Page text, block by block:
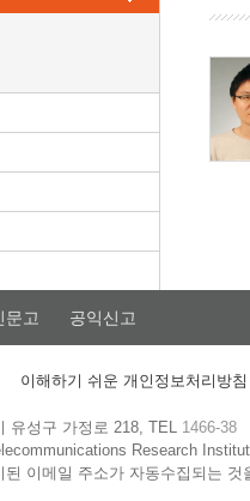
문고 공익신고
이해하기 쉬운 개인정보처리방침
유성구 가정로 218, TEL 1466-38
Research
된 이메일 주소가 자동수집되는